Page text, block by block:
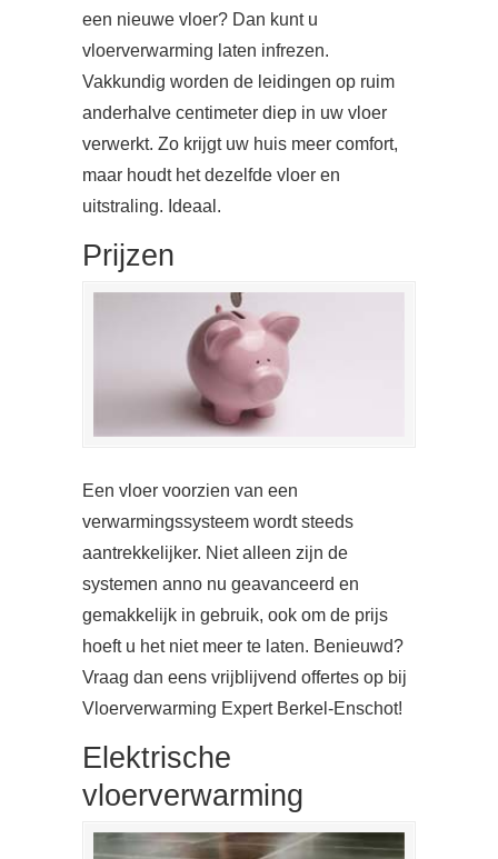
een nieuwe vloer? Dan kunt u
vloerverwarming laten infrezen.
Vakkundig worden de leidingen op ruim
anderhalve centimeter diep in uw vloer
verwerkt. Zo krijgt uw huis meer comfort,
maar houdt het dezelfde vloer en
uitstraling. Ideaal.
Prijzen
Een vloer voorzien van een
verwarmingssysteem wordt steeds
aantrekkelijker. Niet alleen zijn de
systemen anno nu geavanceerd en
gemakkelijk in gebruik, ook om de prijs
hoeft u het niet meer te laten. Benieuwd?
Vraag dan eens vrijblijvend offertes op bij
Vloerverwarming Expert Berkel-Enschot!
Elektrische
vloerverwarming